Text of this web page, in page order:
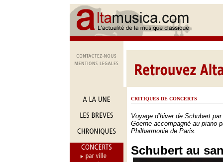
CRITIQUES DE CONCERTS
Voyage d’hiver de Schubert
Goerne accompagné au piano
Philharmonie de Paris.
Schubert au